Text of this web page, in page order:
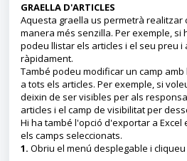
GRAELLA D'ARTICLES
Aquesta graella us permetrà realitzar
manera més senzilla. Per exemple, si
podeu llistar els articles i el seu preu
ràpidament.
També podeu modificar un camp
a tots els articles. Per exemple, si
deixin de ser visibles per als
articles i el camp de visibilitat per
Hi ha també l'opció d'exportar a Excel
els camps seleccionats.
1. Obriu el menú desplegable i cliqueu